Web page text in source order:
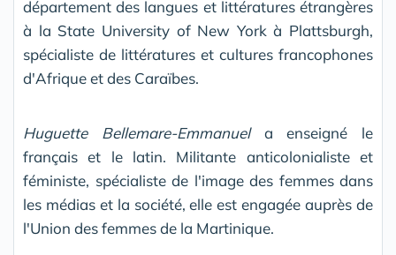
département des langues et littératures étrangères
à la State University of New York à Plattsburgh,
spécialiste de littératures et cultures francophones
d'Afrique et des Caraïbes.
Huguette Bellemare-Emmanuel a enseigné le
français et le latin. Militante anticolonialiste et
féministe, spécialiste de l'image des femmes dans
les médias et la société, elle est engagée auprès de
l'Union des femmes de la Martinique.